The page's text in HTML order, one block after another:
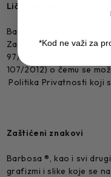
Lični podaci
Barbosa postupa sa
Zakonom o zaštiti
97/2008, 104/2009 – dr.
107/2012) o čemu se
Politika Privatnosti koji
Zaštićeni znakovi
Barbosa ®, kao i svi
grafizmi i slike koje se
*Kod ne važi za